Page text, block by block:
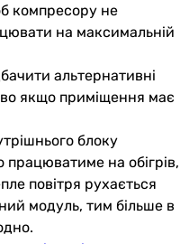
компресору не
на максимальній
альтернативні
якщо приміщення має
блоку
на обігрів,
повітря рухається
модуль, тим більше в